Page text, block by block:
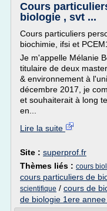
Cours
biologie , svt ...
Cours particuliers
biochimie, ifsi et
Je m'appelle Mélanie
titulaire de deux
& environnement à
décembre 2017, je
et souhaiterait à long
en...
Lire la suite
Site : superprof.fr
Thèmes liés : cours
cours particuliers de
scientifique / cours de
de biologie 1ere